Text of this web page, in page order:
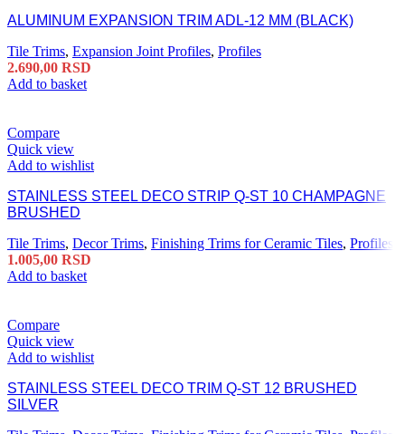
ALUMINUM EXPANSION TRIM ADL-12 MM (BLACK)
Tile Trims, Expansion Joint Profiles, Profiles
2.690,00 RSD
Add to basket
Compare
Quick view
Add to wishlist
STAINLESS STEEL DECO STRIP Q-ST 10 CHAMPAGNE
BRUSHED
Tile Trims, Decor Trims, Finishing Trims for Ceramic Tiles, Profiles
1.005,00 RSD
Add to basket
Compare
Quick view
Add to wishlist
STAINLESS STEEL DECO TRIM Q-ST 12 BRUSHED
SILVER